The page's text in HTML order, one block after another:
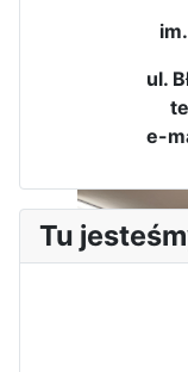
Apel z
ul.
e-
Tu